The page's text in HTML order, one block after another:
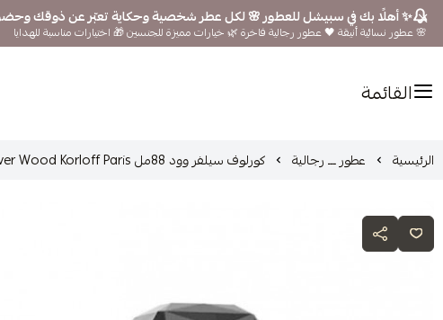
✨ أهلًا بك في سبيشل للعطور 🌸 لكل عطر شخصية وحكاية تعبّر عن ذوقك
🌸 عطور نسائية أنيقة 🖤 عطور رجالية فاخرة 🌿 خيارات مميزة للجنسين 🎁 اختيارات مناسبة للهدايا
القائمة
الرئيسية عطور ـــ رجالية كورلوف سيلفر وود 88مل Silver Wood Korloff Paris